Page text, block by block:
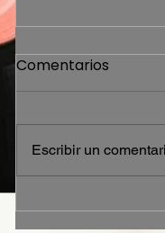
The
Comentarios
Escribir un